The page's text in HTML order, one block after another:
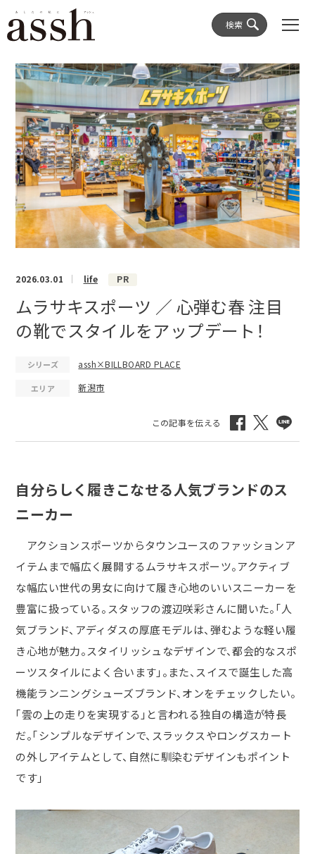
検索
2026.03.01 life PR
ムラサキスポーツ ／ 心弾む春 注目
の靴でスタイルをアップデート！
シリーズ assh×BILLBOARD PLACE
エリア 新潟市
自分らしく履きこなせる人気ブランドのス
ニーカー
アクションスポーツからタウンユースのファッションア
イテムまで幅広く展開するムラサキスポーツ。アクティブ
な幅広い世代の男女に向けて履き心地のいいスニーカーを
豊富に扱っている。スタッフの渡辺咲彩さんに聞いた。「人
気ブランド、アディダスの厚底モデルは、弾むような軽い履
き心地が魅力。スタイリッシュなデザインで、都会的なスポ
ーツスタイルによく合います」。また、スイスで誕生した高
機能ランニングシューズブランド、オンをチェックしたい。
「雲の上の走りを実現する」と言われる独自の構造が特長
だ。「シンプルなデザインで、スラックスやロングスカート
の外しアイテムとして、自然に馴染むデザインもポイント
です」